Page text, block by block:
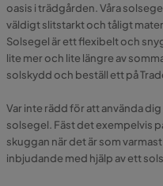
oasis i trädgården. Våra
väldigt slitstarkt och tåligt
Solsegel är ett flexibelt och
lite mer och lite längre av
solskydd och beställ ett på
Var inte rädd för att använda
solsegel. Fäst det exempelvis
skuggan när det är som
inbjudande med hjälp av ett